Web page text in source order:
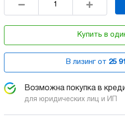
Купить в
В лизинг от 25
Возможна покупка в
для юридических лиц и ИП